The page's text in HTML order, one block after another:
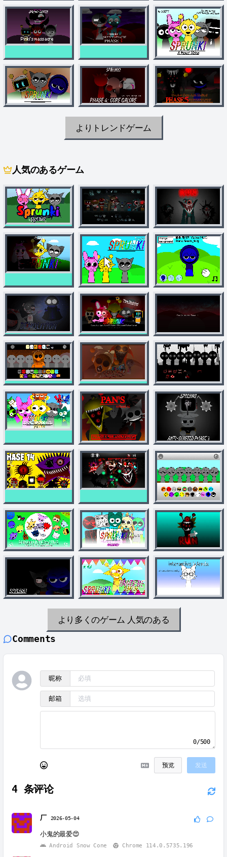
よりトレンドゲーム
人気のあるゲーム
より多くのゲーム 人気のある
Comments
昵称
邮箱
0/500
预览 发送
4 条评论
厂 2026-05-04
小鬼的最爱😍
Android Snow Cone Chrome 114.0.5735.196